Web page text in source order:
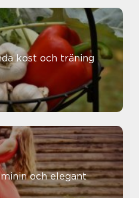
kost och träning
och elegant